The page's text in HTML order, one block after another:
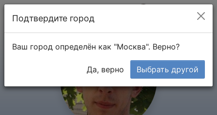
Подтвердите город
Ваш город определён как "Москва". Верно?
Да, верно Выбрать другой